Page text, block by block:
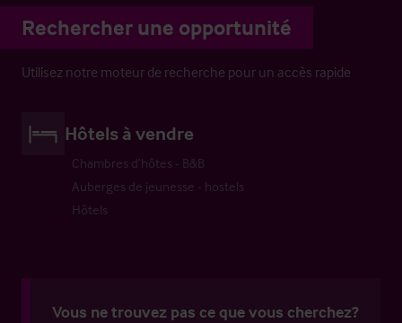
Rechercher une opportunité
Utilisez notre moteur de recherche pour un accès rapide
Hôtels à vendre
Chambres d’hôtes - B&B
Auberges de jeunesse - hostels
Hôtels
Vous ne trouvez pas ce que vous cherchez?